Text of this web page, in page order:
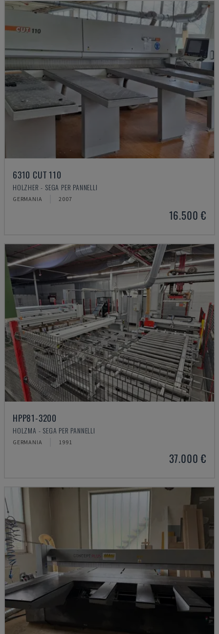
6310 CUT 110
HOLZHER - SEGA PER PANNELLI
GERMANIA 2007
16.500 €
HPP81-3200
HOLZMA - SEGA PER PANNELLI
GERMANIA 1991
37.000 €